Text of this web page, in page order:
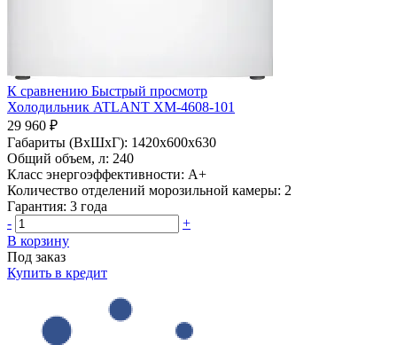
К сравнению Быстрый просмотр
Холодильник ATLANT ХМ-4608-101
29 960 ₽
Габариты (ВхШхГ): 1420x600x630
Общий объем, л: 240
Класс энергоэффективности: A+
Количество отделений морозильной камеры: 2
Гарантия: 3 года
-
+
В корзину
Под заказ
Купить в кредит